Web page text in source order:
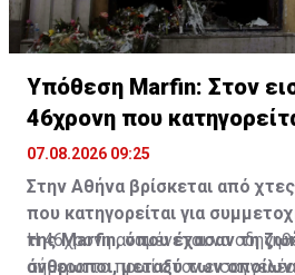
Υπόθεση Marfin: Στον
46χρονη που
επίθεση
07.08.2026 09:25
Στην Αθήνα βρίσκεται από
που κατηγορείται για
της Marfin, όπου έχασαν τη
άνθρωποι, μεταξύ των οποίων
Η 46χρονη αναμένεται να
σήμερα το πρωί στον